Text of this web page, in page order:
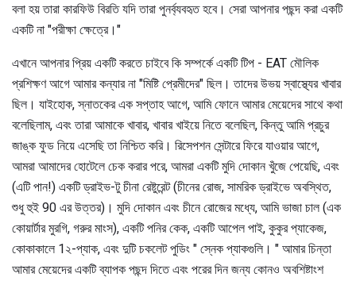
বলা হয় তারা কারফিউ বিরতি যদি তারা পুনর্ব্যবহৃত হবে। সেরা আপনার পছন্দ করা একটি
একটি না "পরীক্ষা ক্ষেত্রে।"
এখানে আপনার প্রিয় একটি করতে চাইবে কি সম্পর্কে একটি টিপ - EAT মৌলিক
প্রশিক্ষণ আগে আমার কন্যার না "মিষ্টি প্রেমীদের" ছিল। তাদের উভয় স্বাস্থ্যের খাবার
ছিল। যাইহোক, স্নাতকের এক সপ্তাহ আগে, আমি ফোনে আমার মেয়েদের সাথে কথা
বলেছিলাম, এবং তারা আমাকে খাবার, খাবার খাইয়ে নিতে বলেছিল, কিন্তু আমি প্রচুর
জাঙ্ক ফুড নিয়ে এসেছি তা নিশ্চিত করি। রিসেপশন সেন্টারে ফিরে যাওয়ার আগে,
আমরা আমাদের হোটেলে চেক করার পরে, আমরা একটি মুদি দোকান খুঁজে পেয়েছি, এবং
(এটি পান!) একটি ড্রাইভ-টু চীনা রেষ্টুরেন্ট (চীনের রোজ, সামরিক ড্রাইভে অবস্থিত,
শুধু হুই 90 এর উত্তর)। মুদি দোকান এবং চীনে রোজের মধ্যে, আমি ভাজা চাল (এক
কোয়ার্টার মুরগি, গরুর মাংস), একটি পনির কেক, একটি আপেল পাই, কুকুর প্যাকেজ,
কোকাকালে 1২-প্যাক, এবং দুটি চকলেট পুডিং " স্নেক প্যাকগুলি। " আমার চিন্তা
আমার মেয়েদের একটি ব্যাপক পছন্দ দিতে এবং পরের দিন জন্য কোনও অবশিষ্টাংশ